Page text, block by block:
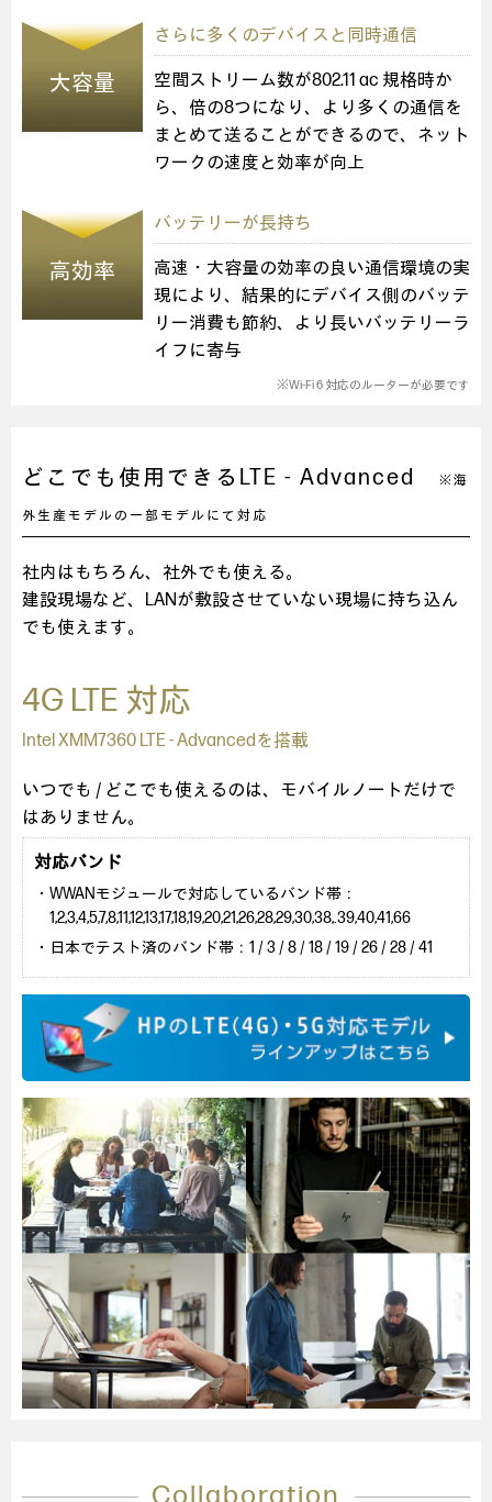
大容量
さらに多くのデバイスと同時通信
空間ストリーム数が802.11 ac 規格時か
ら、倍の8つになり、より多くの通信を
まとめて送ることができるので、ネット
ワークの速度と効率が向上
高効率
バッテリーが長持ち
高速・大容量の効率の良い通信環境の実
現により、結果的にデバイス側のバッテ
リー消費も節約、より長いバッテリーラ
イフに寄与
※Wi-Fi 6 対応のルーターが必要です
どこでも使用できるLTE - Advanced ※海
外生産モデルの一部モデルにて対応
社内はもちろん、社外でも使える。
建設現場など、LANが敷設させていない現場に持ち込ん
でも使えます。
4G LTE 対応
Intel XMM7360 LTE - Advancedを搭載
いつでも / どこでも使えるのは、モバイルノートだけで
はありません。
対応バンド
・WWANモジュールで対応しているバンド帯：
1,2,3,4,5,7,8,11,12,13,17,18,19,20,21,26,28,29,30,38,.39,40,41,66
・日本でテスト済のバンド帯：1 / 3 / 8 / 18 / 19 / 26 / 28 / 41